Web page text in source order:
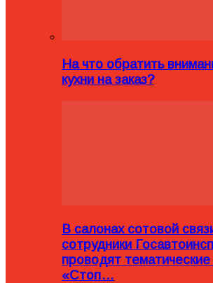
На что обратить
кухни на заказ?
В салонах сотовой
сотрудники
проводят
«Стоп…